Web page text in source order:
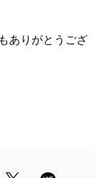
ありがとうござ